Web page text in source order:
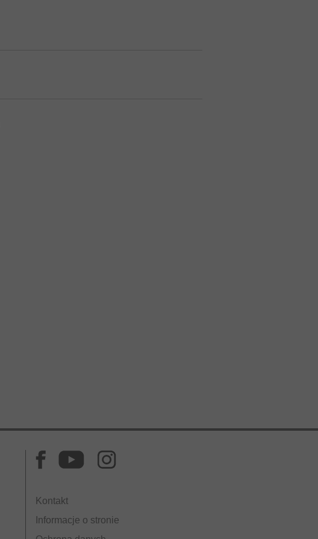
Kontakt
Informacje o stronie